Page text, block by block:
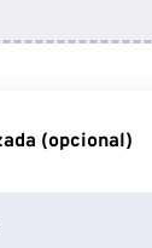
(opcional)